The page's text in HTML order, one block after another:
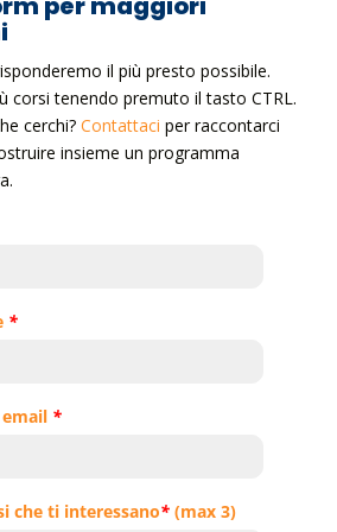
il più presto possibile.
corsi tenendo premuto il tasto CTRL.
cerchi?Contattaci per raccontarci
insieme un programma
*
*
che ti interessano* (max 3)